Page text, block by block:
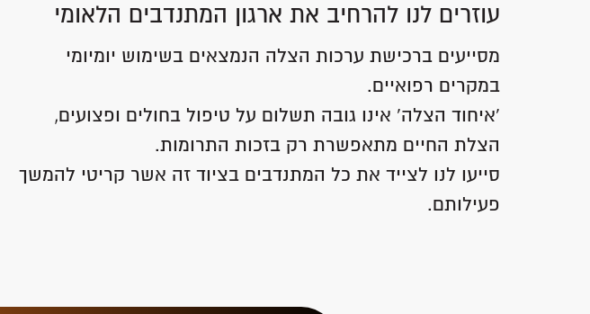
עוזרים לנו להרחיב את ארגון המתנדבים הלאומי
מסייעים ברכישת ערכות הצלה הנמצאים בשימוש יומיומי
במקרים רפואיים.
'איחוד הצלה' אינו גובה תשלום על טיפול בחולים ופצועים,
הצלת החיים מתאפשרת רק בזכות התרומות.
סייעו לנו לצייד את כל המתנדבים בציוד זה אשר קריטי להמשך
פעילותם.